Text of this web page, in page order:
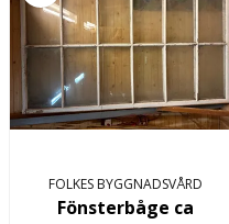
email
Mejladress
Ja, ni får publicera
FOLKES BYGGNADSVÅRD
Fönsterbåge ca